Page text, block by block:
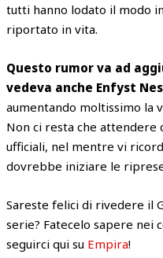
tutti hanno lodato il modo
riportato in vita.
Questo rumor va ad
vedeva anche Enfyst
aumentando moltissimo la
Non ci resta che
ufficiali, nel mentre vi
dovrebbe iniziare le
Sareste felici di rivedere il
serie? Fatecelo sapere nei
seguirci qui su Empira!